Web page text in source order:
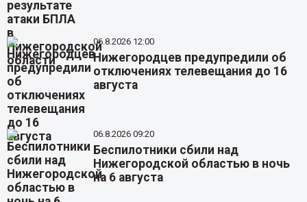
06.8.2026 12:00
Нижегородцев предупредили об
отключениях телевещания до 16
августа
06.8.2026 09:20
Беспилотники сбили над
Нижегородской областью в ночь
на 6 августа